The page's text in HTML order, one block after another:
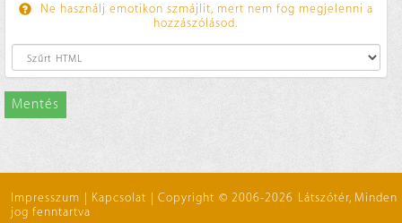
Ne használj emotikon szmájlit, mert nem fog megjelenni a
hozzászólásod.
Mentés
Impresszum | Kapcsolat | Copyright © 2006-2026 Látszótér, Minden
jog fenntartva